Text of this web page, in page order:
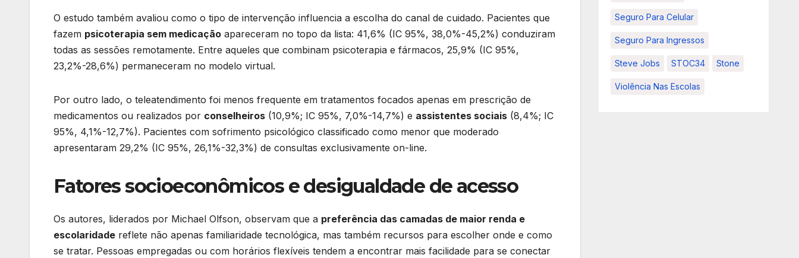
O estudo também avaliou como o tipo de intervenção influencia a escolha do canal de cuidado. Pacientes que
fazem psicoterapia sem medicação apareceram no topo da lista: 41,6% (IC 95%, 38,0%-45,2%) conduziram
todas as sessões remotamente. Entre aqueles que combinam psicoterapia e fármacos, 25,9% (IC 95%,
23,2%-28,6%) permaneceram no modelo virtual.
Por outro lado, o teleatendimento foi menos frequente em tratamentos focados apenas em prescrição de
medicamentos ou realizados por conselheiros (10,9%; IC 95%, 7,0%-14,7%) e assistentes sociais (8,4%; IC
95%, 4,1%-12,7%). Pacientes com sofrimento psicológico classificado como menor que moderado
apresentaram 29,2% (IC 95%, 26,1%-32,3%) de consultas exclusivamente on-line.
Fatores socioeconômicos e desigualdade de acesso
Os autores, liderados por Michael Olfson, observam que a preferência das camadas de maior renda e
escolaridade reflete não apenas familiaridade tecnológica, mas também recursos para escolher onde e como
se tratar. Pessoas empregadas ou com horários flexíveis tendem a encontrar mais facilidade para se conectar
Seguro Para Celular
Seguro Para Ingressos
Steve Jobs STOC34 Stone
Violência Nas Escolas